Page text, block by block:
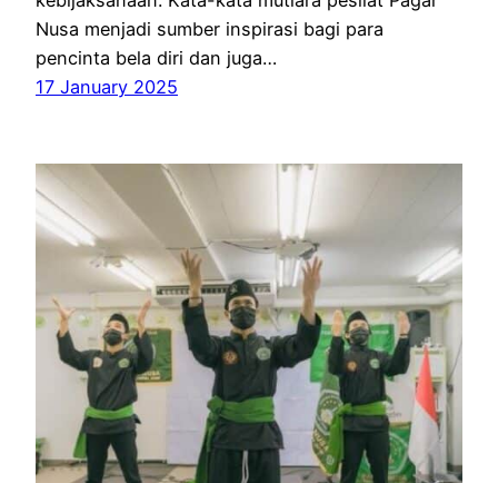
Nusa menjadi sumber inspirasi bagi para
pencinta bela diri dan juga…
17 January 2025